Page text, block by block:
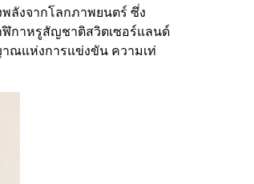
ลังจากโลกภาพยนตร์ ซึ่ง
กาหรูสัญชาติสวิตเซอร์แลนด์
ณแห่งการแข่งขัน ความเท่